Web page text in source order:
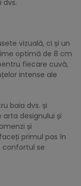
dvs.
vizuală, ci și un
optimă de 8 cm
fiecare cuvă,
intense ale
baia dvs. și
designului și
și
primul pas în
confortul se